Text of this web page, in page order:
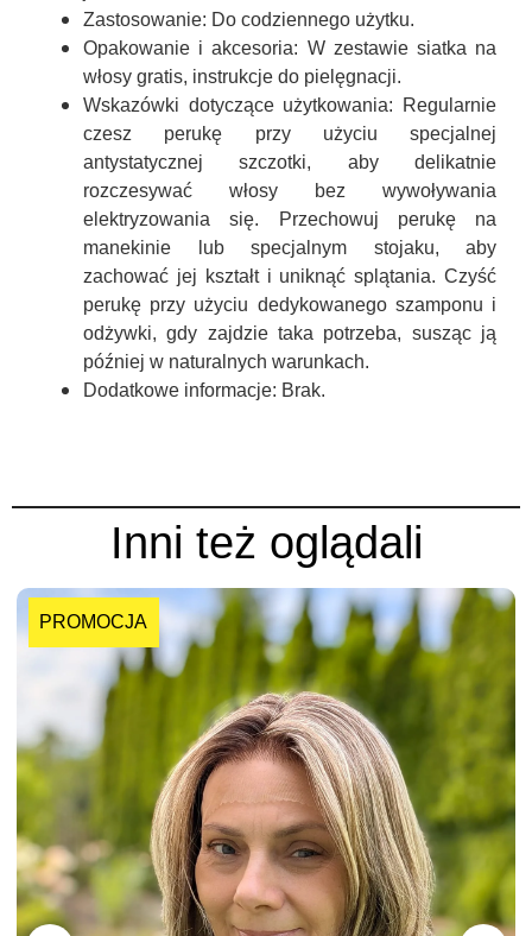
Zastosowanie: Do codziennego użytku.
Opakowanie i akcesoria: W zestawie siatka na
włosy gratis, instrukcje do pielęgnacji.
Wskazówki dotyczące użytkowania: Regularnie
czesz perukę przy użyciu specjalnej
antystatycznej szczotki, aby delikatnie
rozczesywać włosy bez wywoływania
elektryzowania się. Przechowuj perukę na
manekinie lub specjalnym stojaku, aby
zachować jej kształt i uniknąć splątania. Czyść
perukę przy użyciu dedykowanego szamponu i
odżywki, gdy zajdzie taka potrzeba, susząc ją
później w naturalnych warunkach.
Dodatkowe informacje: Brak.
Inni też oglądali
PROMOCJA